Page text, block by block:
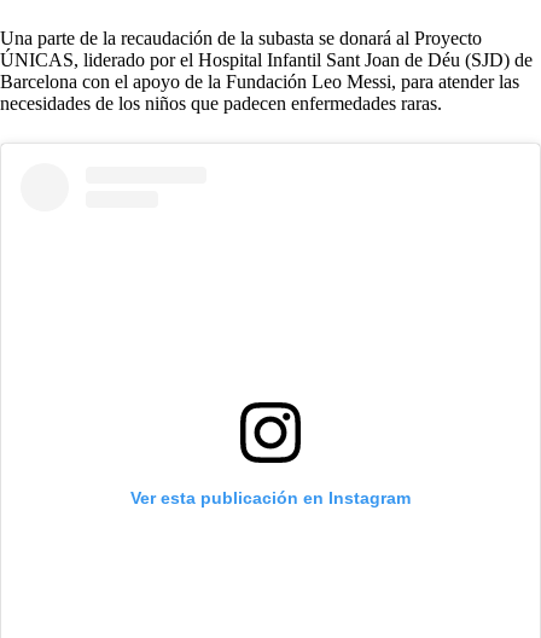
Una parte de la recaudación de la subasta se donará al Proyecto
ÚNICAS, liderado por el Hospital Infantil Sant Joan de Déu (SJD) de
Barcelona con el apoyo de la Fundación Leo Messi, para atender las
necesidades de los niños que padecen enfermedades raras.
Ver esta publicación en Instagram